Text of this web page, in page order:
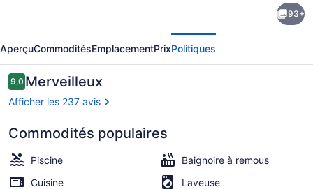
East
on
Byron
Plage à proximité, sable blanc,
93+
AperçuCommoditésEmplacementPrixPolitiques
Avis
9,09,0 sur 10 –
Merveilleux
Afficher les 237 avis
Commodités populaires
Piscine
Baignoire à remous
Cuisine
Laveuse